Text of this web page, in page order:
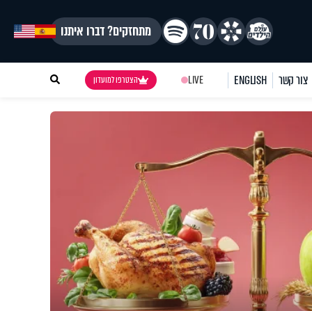
מתחזקים? דברו איתנו
צור קשר ENGLISH
LIVE הצטרפו למועדון